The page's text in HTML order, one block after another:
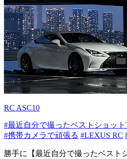
RC ASC10
#最近自分で撮ったベストショット
#携帯カメラで頑張る #LEXUS RC
勝手に【最近自分で撮ったベスト